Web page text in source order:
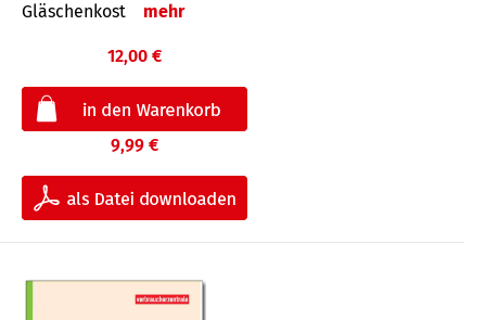
Gläschenkost
mehr
12,00 €
9,99 €